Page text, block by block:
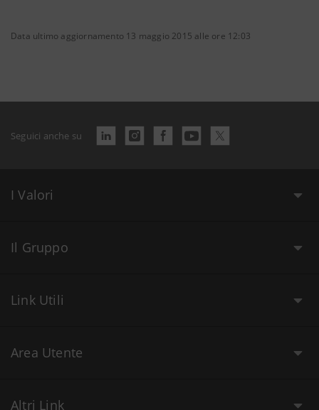
Data ultimo aggiornamento 13 maggio 2015 alle ore 12:03
Seguici anche su
I Valori
Il Gruppo
Link Utili
Area Utente
Altri Link